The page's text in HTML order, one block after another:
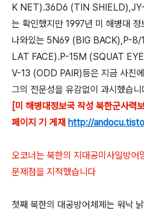
K NET).36D6 (TIN
는 확인했지만 1997년 미 해병대 정
나와있는 5N69 (BIG BACK),P-
LAT FACE).P-15M (SQUAT
V-13 (ODD PAIR)등은 지금 사진
그의 전문성을 유감없이 과시했습니
[미 해병대정보국 작성 북한군사력
페이지 기 게재 http://
오코너는 북한의 지대공미사일방어
문제점을 지적했습니다
첫째 북한의 대공방어체제는 워낙